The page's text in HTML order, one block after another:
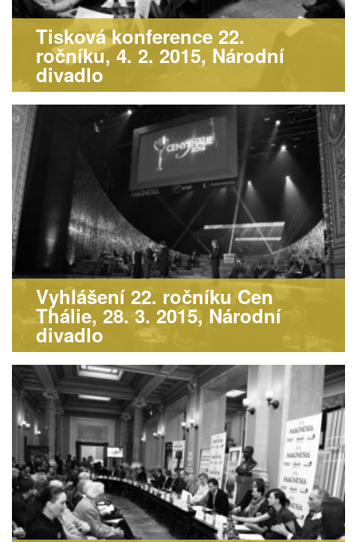
Tisková konference 22.
ročníku, 4. 2. 2015, Národní
divadlo
Vyhlášení 22. ročníku Cen
Thálie, 28. 3. 2015, Národní
divadlo